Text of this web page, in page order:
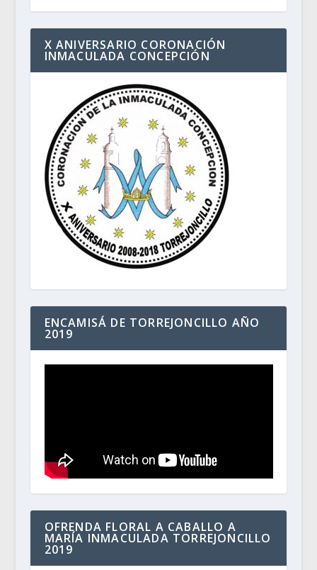
X ANIVERSARIO CORONACIÓN
INMACULADA CONCEPCIÓN
ENCAMISÁ DE TORREJONCILLO AÑO
2019
OFRENDA FLORAL A CABALLO A
MARÍA INMACULADA TORREJONCILLO
2019